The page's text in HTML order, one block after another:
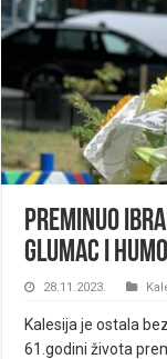
Preminuo
glumac i
28.11.2023.
Kalesija je ostala
61.godini života